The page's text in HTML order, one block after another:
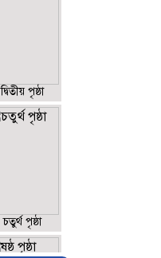
দ্বিতীয় পৃষ্ঠা
চতুর্থ পৃষ্ঠা